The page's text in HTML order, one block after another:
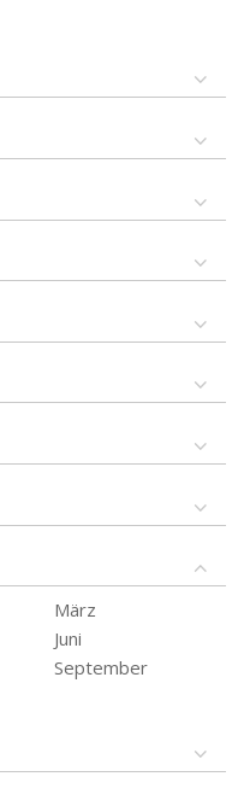
März
Juni
September